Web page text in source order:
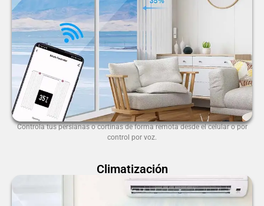
Controla tus persianas o cortinas de forma remota desde el celular o por
control por voz.
Climatización